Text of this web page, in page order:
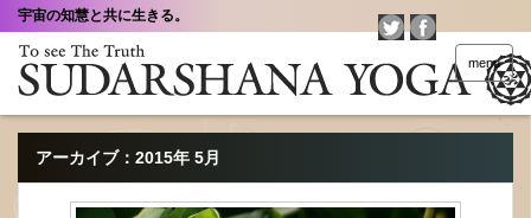
宇宙の知慧と共に生きる。
menu
アーカイブ：2015年 5月